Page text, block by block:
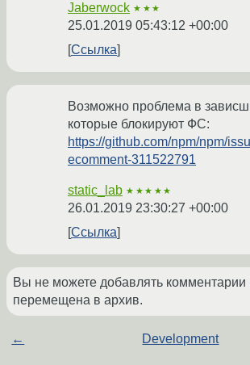
Jaberwock ★★★
25.01.2019 05:43:12 +00:00
Ссылка
Возможно проблема в
которые блокируют ФС:
https://github.com/npm/npm/
ecomment-311522791
static_lab ★★★★★
26.01.2019 23:30:27 +00:00
Ссылка
Вы не можете добавлять комментарии
перемещена в архив.
← Development